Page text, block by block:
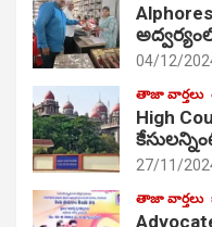
04/12/
తాజా వార్తలు
High
27/11/
తాజా వార్తలు